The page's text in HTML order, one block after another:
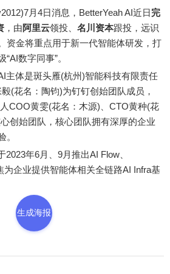
月4日消息，BetterYeah AI近日完
，由阿里云领投、 名川资本跟投，远识
资金将重点用于新一代智能体研发，打
数字同事”。
体是斑头雁(杭州)智能科技有限责任
(花名：陶钧)为钉钉创始团队成员，
COO黄雯(花名：木源)、CTO黄种(花
创始团队，核心团队拥有深厚的企业
。
年6月、9月推出AI Flow、
为企业提供智能体相关全链路AI Infra基
生成海报